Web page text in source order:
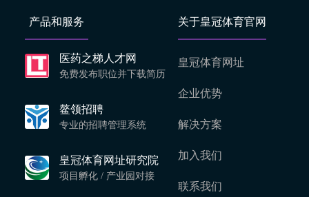
产品和服务
医药之梯人才网
免费发布职位并下载简历
鳌领招聘
专业的招聘管理系统
皇冠体育网址研究院
项目孵化 / 产业园对接
关于皇冠体育官网
皇冠体育网址
企业优势
解决方案
加入我们
联系我们